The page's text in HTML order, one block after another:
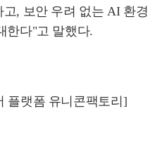
, 보안 우려 없는 AI 환경
한다"고 말했다.
플랫폼 유니콘팩토리]